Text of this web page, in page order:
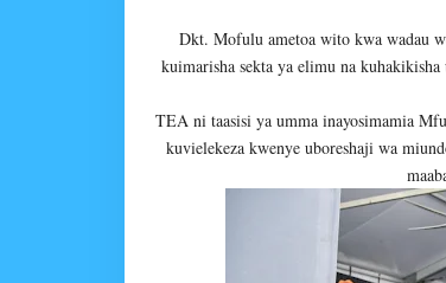
Dkt. Mofulu ametoa wito kwa wadau
kuimarisha sekta ya elimu na
TEA ni taasisi ya umma inayosimamia
kuvielekeza kwenye uboreshaji wa